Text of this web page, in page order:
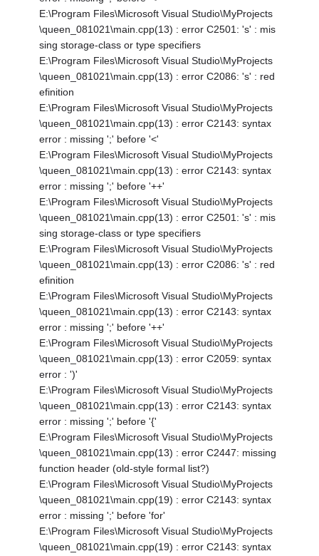
E:\Program Files\Microsoft Visual Studio\MyProjects
\queen_081021\main.cpp(13) : error C2501: 's' : mis
sing storage-class or type specifiers
E:\Program Files\Microsoft Visual Studio\MyProjects
\queen_081021\main.cpp(13) : error C2086: 's' : red
efinition
E:\Program Files\Microsoft Visual Studio\MyProjects
\queen_081021\main.cpp(13) : error C2143: syntax
error : missing ';' before '<'
E:\Program Files\Microsoft Visual Studio\MyProjects
\queen_081021\main.cpp(13) : error C2143: syntax
error : missing ';' before '++'
E:\Program Files\Microsoft Visual Studio\MyProjects
\queen_081021\main.cpp(13) : error C2501: 's' : mis
sing storage-class or type specifiers
E:\Program Files\Microsoft Visual Studio\MyProjects
\queen_081021\main.cpp(13) : error C2086: 's' : red
efinition
E:\Program Files\Microsoft Visual Studio\MyProjects
\queen_081021\main.cpp(13) : error C2143: syntax
error : missing ';' before '++'
E:\Program Files\Microsoft Visual Studio\MyProjects
\queen_081021\main.cpp(13) : error C2059: syntax
error : ')'
E:\Program Files\Microsoft Visual Studio\MyProjects
\queen_081021\main.cpp(13) : error C2143: syntax
error : missing ';' before '{'
E:\Program Files\Microsoft Visual Studio\MyProjects
\queen_081021\main.cpp(13) : error C2447: missing
function header (old-style formal list?)
E:\Program Files\Microsoft Visual Studio\MyProjects
\queen_081021\main.cpp(19) : error C2143: syntax
error : missing ';' before 'for'
E:\Program Files\Microsoft Visual Studio\MyProjects
\queen_081021\main.cpp(19) : error C2143: syntax